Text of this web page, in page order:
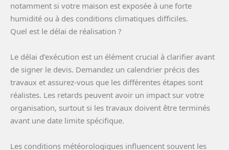
notamment si votre maison est exposée à une forte
humidité ou à des conditions climatiques difficiles.
Quel est le délai de réalisation ?
Le délai d’exécution est un élément crucial à clarifier avant
de signer le devis. Demandez un calendrier précis des
travaux et assurez-vous que les différentes étapes sont
réalistes. Les retards peuvent avoir un impact sur votre
organisation, surtout si les travaux doivent être terminés
avant une date limite spécifique.
Les conditions météorologiques influencent souvent les